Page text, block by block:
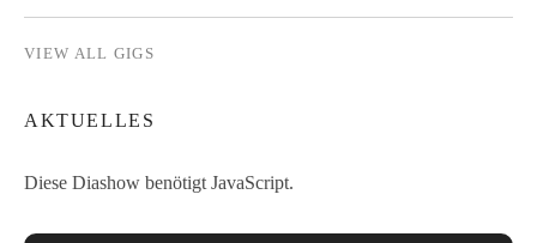
VIEW ALL GIGS
AKTUELLES
Diese Diashow benötigt JavaScript.